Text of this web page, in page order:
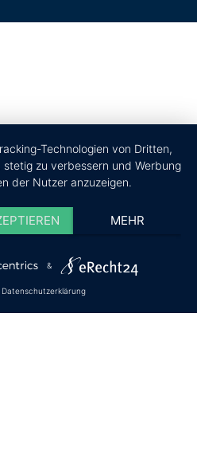
Technologien von Dritten,
zu verbessern und Werbung
der Nutzer anzuzeigen.
MEHR
&
Datenschutzerklärung